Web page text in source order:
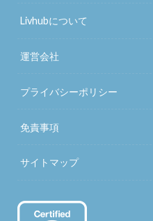
Livhubについて
運営会社
プライバシーポリシー
免責事項
サイトマップ